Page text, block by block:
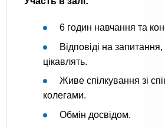
6 годин навчання та
Відповіді на
цікавлять.
Живе спілкування зі
колегами.
Обмін досвідом.